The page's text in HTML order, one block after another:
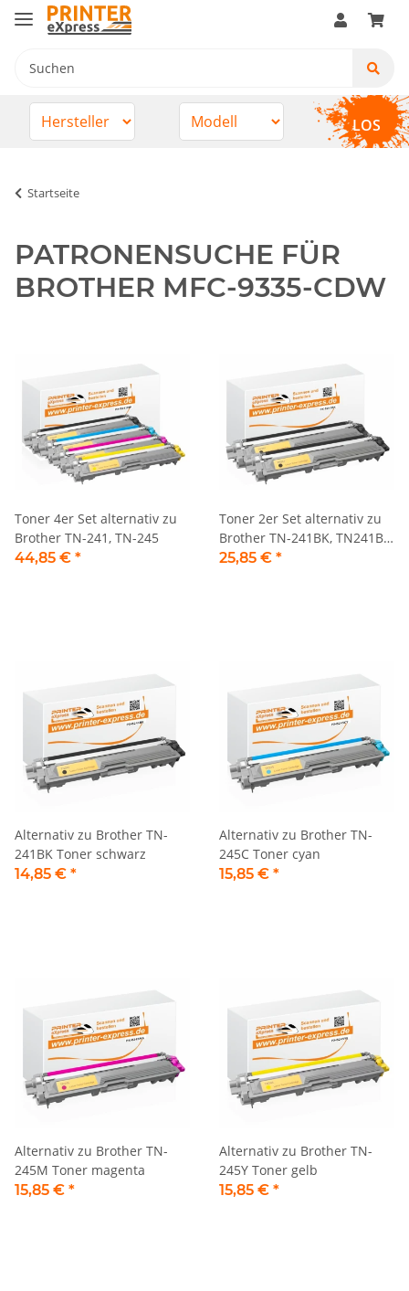
LOS
Startseite
PATRONENSUCHE FÜR
BROTHER MFC-9335-CDW
Toner 4er Set alternativ zu
Brother TN-241, TN-245
44,85 € *
Toner 2er Set alternativ zu
Brother TN-241BK, TN241BK,
TN241 schwarz
25,85 € *
Alternativ zu Brother TN-
241BK Toner schwarz
14,85 € *
Alternativ zu Brother TN-
245C Toner cyan
15,85 € *
Alternativ zu Brother TN-
245M Toner magenta
15,85 € *
Alternativ zu Brother TN-
245Y Toner gelb
15,85 € *